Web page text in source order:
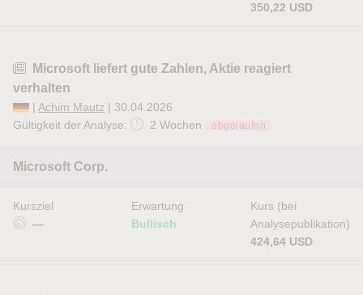
350,22 USD
Microsoft liefert gute Zahlen, Aktie reagiert
verhalten
| Achim Mautz | 30.04.2026
Gültigkeit der Analyse:
2 Wochen abgelaufen
Microsoft Corp.
Kursziel
—
Erwartung
Bullisch
Kurs (bei
Analysepublikation)
424,64 USD